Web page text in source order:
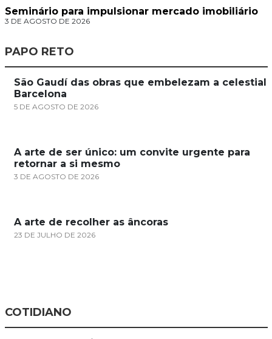
Seminário para impulsionar mercado imobiliário
3 DE AGOSTO DE 2026
PAPO RETO
São Gaudí das obras que embelezam a celestial
Barcelona
5 DE AGOSTO DE 2026
A arte de ser único: um convite urgente para
retornar a si mesmo
3 DE AGOSTO DE 2026
A arte de recolher as âncoras
23 DE JULHO DE 2026
COTIDIANO